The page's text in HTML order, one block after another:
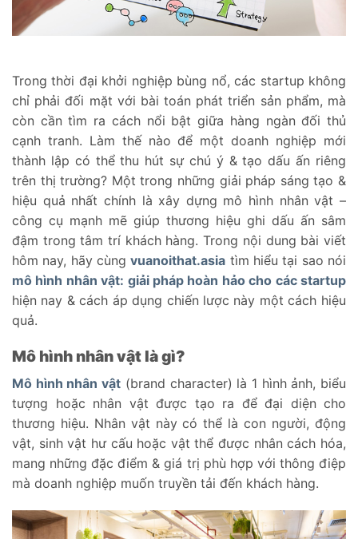
Trong thời đại khởi nghiệp bùng nổ, các startup không
chỉ phải đối mặt với bài toán phát triển sản phẩm, mà
còn cần tìm ra cách nổi bật giữa hàng ngàn đối thủ
cạnh tranh. Làm thế nào để một doanh nghiệp mới
thành lập có thể thu hút sự chú ý & tạo dấu ấn riêng
trên thị trường? Một trong những giải pháp sáng tạo &
hiệu quả nhất chính là xây dựng mô hình nhân vật –
công cụ mạnh mẽ giúp thương hiệu ghi dấu ấn sâm
đậm trong tâm trí khách hàng. Trong nội dung bài viết
hôm nay, hãy cùngvuanoithat.asia tìm hiểu tại sao nói
mô hình nhân vật: giải pháp hoàn hảo cho các startup
hiện nay & cách áp dụng chiến lược này một cách hiệu
quả.
Mô hình nhân vật là gì?
Mô hình nhân vật (brand character) là 1 hình ảnh, biểu
tượng hoặc nhân vật được tạo ra để đại diện cho
thương hiệu. Nhân vật này có thể là con người, động
vật, sinh vật hư cấu hoặc vật thể được nhân cách hóa,
mang những đặc điểm & giá trị phù hợp với thông điệp
mà doanh nghiệp muốn truyền tải đến khách hàng.